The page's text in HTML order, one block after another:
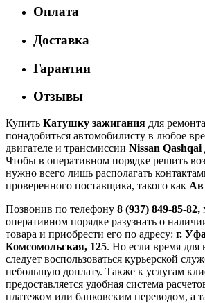
Оплата
Доставка
Гарантии
Отзывы
Купить Катушку зажигания для
понадобиться автомобилисту в любое
двигателе и трансмиссии Nissan Qashqai
Чтобы в оперативном порядке решить
нужно всего лишь располагать
проверенного поставщика, такого как
Позвонив по телефону 8 (937) 849-85-82,
оперативном порядке разузнать о
товара и приобрести его по адресу: г.
Комсомольская, 125. Но если время для
следует воспользоваться курьерской
небольшую доплату. Также к услугам
предоставляется удобная система
платежом или банковским переводом, а